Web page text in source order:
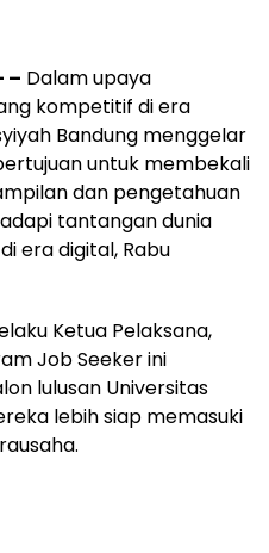
– Dalam upaya
kompetitif di era
Bandung menggelar
untuk membekali
dan pengetahuan
tantangan dunia
era digital, Rabu
Ketua Pelaksana,
Job Seeker ini
lulusan Universitas
lebih siap memasuki